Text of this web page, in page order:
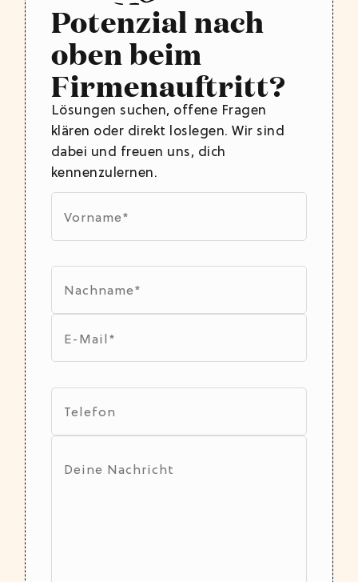
Potenzial nach
oben beim
Firmenauftritt?
Lösungen suchen, offene Fragen
klären oder direkt loslegen. Wir sind
dabei und freuen uns, dich
kennenzulernen.